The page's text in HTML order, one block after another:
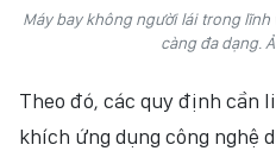
Máy bay không người lái trong
càng đa dạng.
Theo đó, các quy định cần
khích ứng dụng công nghệ